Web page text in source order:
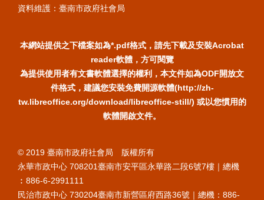
資料維護：臺南市政府社會局
本網站提供之下檔案如為*.pdf格式，請先下載及安裝Acrobat
reader軟體，方可閱覽
為提供使用者有文書軟體選擇的權利，本文件如為ODF開放文
件格式，建議您安裝免費開源軟體(http://zh-
tw.libreoffice.org/download/libreoffice-still/) 或以您慣用的
軟體開啟文件。
© 2019 臺南市政府社會局 版權所有
永華市政中心 708201臺南市安平區永華路二段6號7樓｜總機
︰886-6-2991111
民治市政中心 730204臺南市新營區府西路36號｜總機：886-